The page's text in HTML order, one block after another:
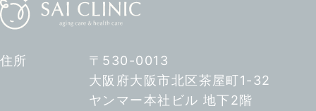
住所
〒530-0013
大阪府大阪市北区茶屋町1-32
ヤンマー本社ビル 地下2階